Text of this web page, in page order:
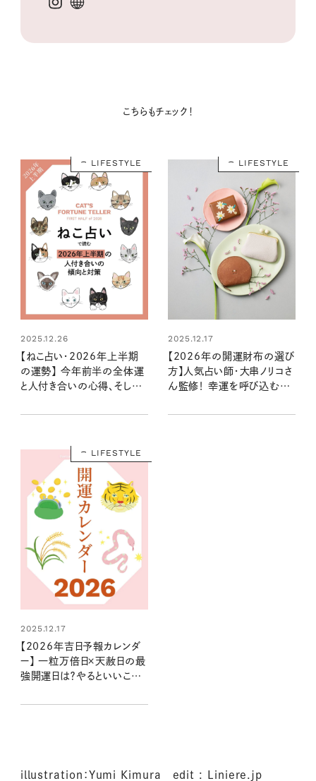
こちらもチェック！
LIFESTYLE
2025.12.26
【ねこ占い・2026年上半期
の運勢】 今年前半の全体運
と人付き合いの心得、そして
LIFESTYLE
2025.12.17
【2026年の開運財布の選び
方】人気占い師・大串ノリコさ
ん監修！ 幸運を呼び込む注
き開運日は？
LIFESTYLE
2025.12.17
【2026年吉日予報カレンダ
ー】 一粒万倍日×天赦日の最
強開運日は？やるといいこと
illustration：Yumi Kimura edit : Liniere.jp